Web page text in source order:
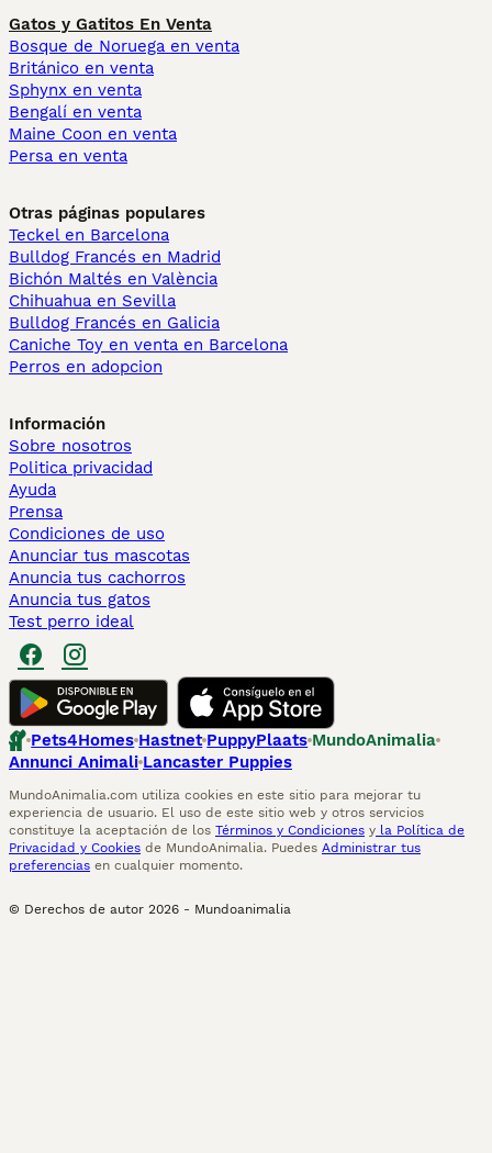
Gatos y Gatitos En Venta
Bosque de Noruega en venta
Británico en venta
Sphynx en venta
Bengalí en venta
Maine Coon en venta
Persa en venta
Otras páginas populares
Teckel en Barcelona
Bulldog Francés en Madrid
Bichón Maltés en València
Chihuahua en Sevilla
Bulldog Francés en Galicia
Caniche Toy en venta en Barcelona
Perros en adopcion
Información
Sobre nosotros
Politica privacidad
Ayuda
Prensa
Condiciones de uso
Anunciar tus mascotas
Anuncia tus cachorros
Anuncia tus gatos
Test perro ideal
Pets4Homes Hastnet PuppyPlaats MundoAnimalia
Annunci Animali Lancaster Puppies
MundoAnimalia.com utiliza cookies en este sitio para mejorar tu
experiencia de usuario. El uso de este sitio web y otros servicios
constituye la aceptación de los Términos y Condiciones y la Política de
Privacidad y Cookies de MundoAnimalia. Puedes Administrar tus
preferencias en cualquier momento.
© Derechos de autor 2026 - Mundoanimalia